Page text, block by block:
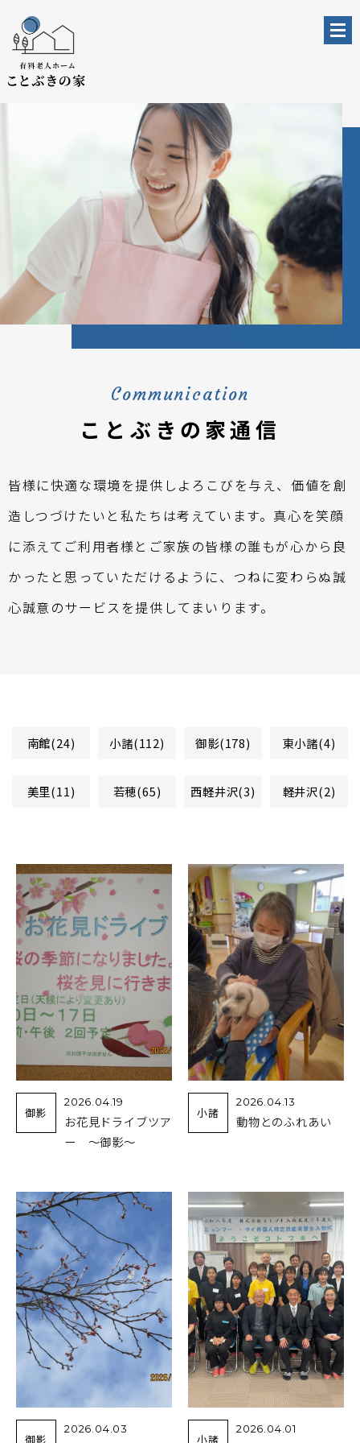
Communication
ことぶきの家通信
皆様に快適な環境を提供しよろこびを与え、価値を創
造しつづけたいと私たちは考えています。真心を笑顔
に添えてご利用者様とご家族の皆様の誰もが心から良
かったと思っていただけるように、つねに変わらぬ誠
心誠意のサービスを提供してまいります。
南館(24) 小諸(112) 御影(178) 東小諸(4)
美里(11) 若穂(65) 西軽井沢(3) 軽井沢(2)
御影
2026.04.19
お花見ドライブツア
ー ～御影～
小諸
2026.04.13
動物とのふれあい
御影
2026.04.03
小諸
2026.04.01